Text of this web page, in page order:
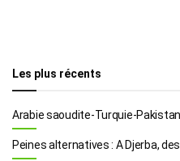
Les plus récents
Arabie saoudite-Turquie-Pakistan
Peines alternatives : A Djerba,